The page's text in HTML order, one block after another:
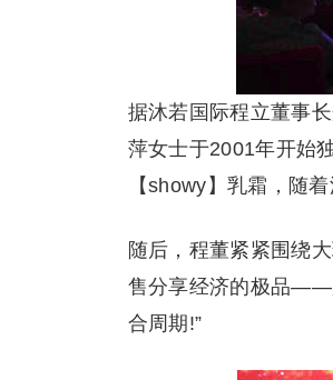
据沐若国际程立董事
萍女士于2001年开始
【showy】乳霜，随
随后，程董紧紧围绕
售分享经济的极品——
合周期!”